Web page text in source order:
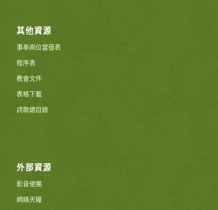
其他資源
事奉崗位當值表
程序表
教會文件
表格下載
詩歌總目錄
外部資源
影音使團
網絡天糧